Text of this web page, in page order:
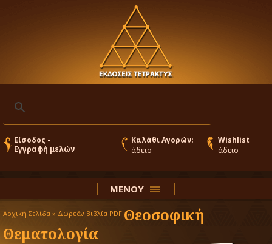
Είσοδος -
Εγγραφή μελών
Καλάθι Αγορών:
άδειο
Wishlist
άδειο
ΜΕΝΟΥ
Αρχική Σελίδα » Δωρεάν Βιβλία PDF Θεοσοφική
Θεματολογία